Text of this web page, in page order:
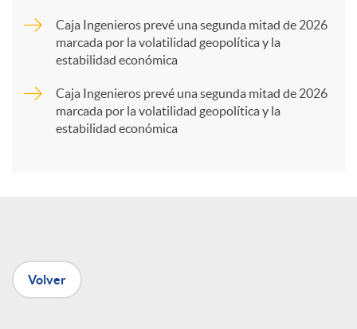
n
Caja Ingenieros prevé una segunda mitad de 2026
marcada por la volatilidad geopolítica y la
estabilidad económica
Caja Ingenieros prevé una segunda mitad de 2026
marcada por la volatilidad geopolítica y la
estabilidad económica
Volver